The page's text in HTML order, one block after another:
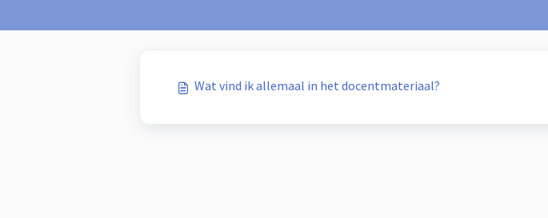
Wat vind ik allemaal in het docentmateriaal?